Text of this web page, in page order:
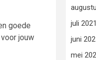
goede
jouw
juli 2021
juni
mei